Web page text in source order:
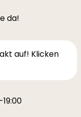
da!
auf! Klicken